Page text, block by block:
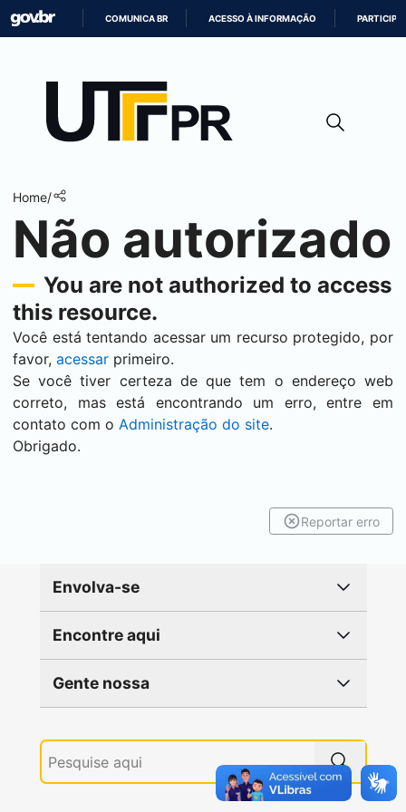
CONTEÚDO
COMUNICA BR ACESSO À INFORMAÇÃO PARTICIPE
Home/
Não autorizado
You are not authorized to access
this resource.
Você está tentando acessar um recurso protegido, por
favor, acessar primeiro.
Se você tiver certeza de que tem o endereço web
correto, mas está encontrando um erro, entre em
contato com o Administração do site.
Obrigado.
Reportar erro
Envolva-se
Encontre aqui
Gente nossa